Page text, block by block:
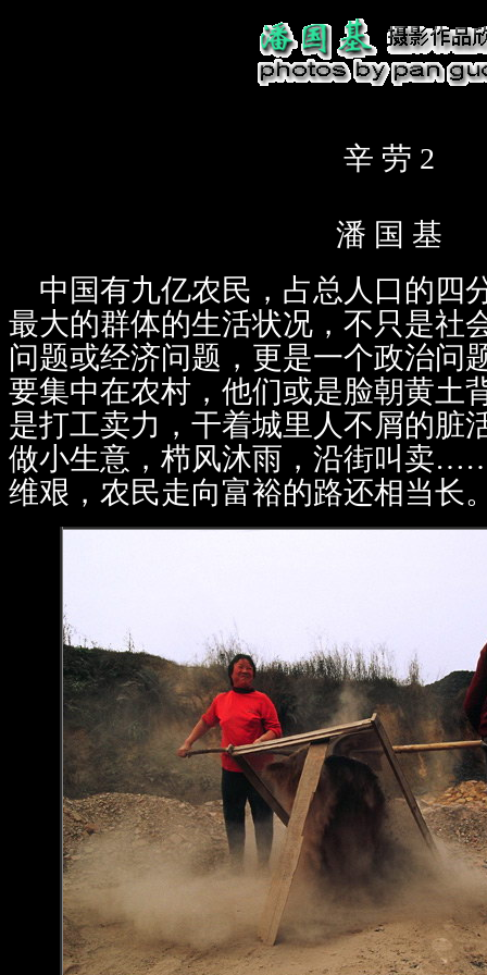
辛 劳 2
潘 国 基
中国有九亿农民，占总人口的四
最大的群体的生活状况，不只是社
问题或经济问题，更是一个政治问
要集中在农村，他们或是脸朝黄土
是打工卖力，干着城里人不屑的脏
做小生意，栉风沐雨，沿街叫卖
维艰，农民走向富裕的路还相当长